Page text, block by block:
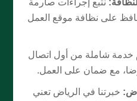
على نظافة موقع العمل
خدمة شاملة من أول اتصال
مع ضمان على العمل.
خبرتنا في الرياض تعني